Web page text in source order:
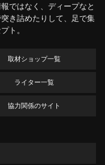
ではなく、ディープなと
き詰めたりして、足で集
ト。
取材ショップ一覧
ライター一覧
協力関係のサイト